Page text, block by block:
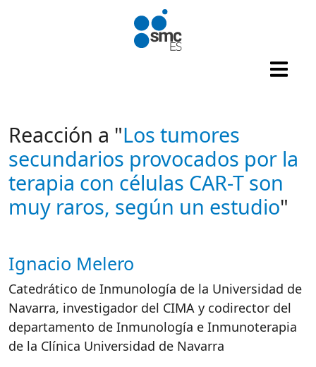
Pasar al contenido principal
Reacción a "Los tumores
secundarios provocados por la
terapia con células CAR-T son
muy raros, según un estudio"
Autor/es reacciones
Ignacio Melero
Catedrático de Inmunología de la Universidad de
Navarra, investigador del CIMA y codirector del
departamento de Inmunología e Inmunoterapia
de la Clínica Universidad de Navarra